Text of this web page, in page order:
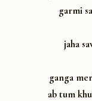
garmi
jaha
ganga
ab tum